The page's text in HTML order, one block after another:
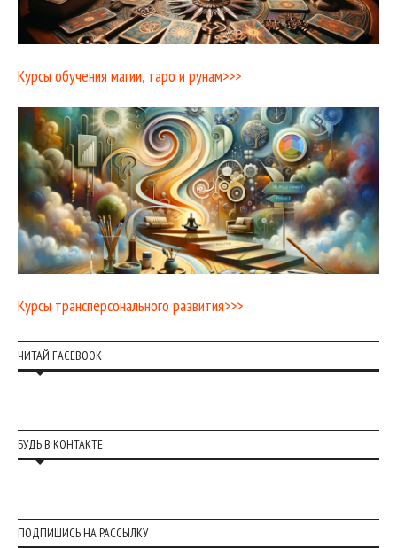
Курсы обучения магии, таро и рунам>>>
Курсы трансперсонального развития>>>
ЧИТАЙ FACEBOOK
БУДЬ В КОНТАКТЕ
ПОДПИШИСЬ НА РАССЫЛКУ